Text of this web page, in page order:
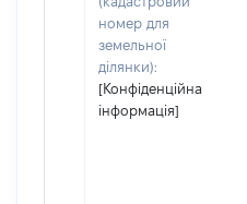
номер для
земельної
ділянки):
[Конфіденційна
інформація]